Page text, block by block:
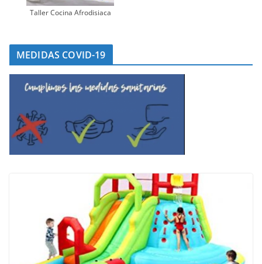
Taller Cocina Afrodisiaca
MEDIDAS COVID-19